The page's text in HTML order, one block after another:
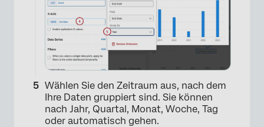
Wählen Sie den Zeitraum aus, nach dem
Ihre Daten gruppiert sind. Sie können
nach Jahr, Quartal, Monat, Woche, Tag
oder automatisch gehen.